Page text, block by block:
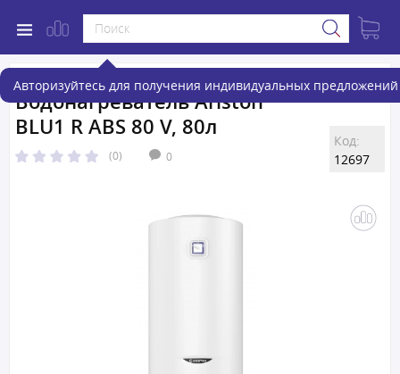
Авторизуйтесь для получения индивидуальных предложений
Водонагреватель Ariston
BLU1 R ABS 80 V, 80л
(0) 0
Код:
12697